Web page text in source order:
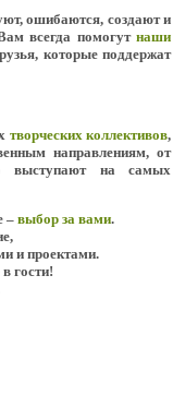
ошибаются, создают и
всегда помогутнаши
которые поддержат
творческих коллективов,
направлениям, от
выступают на самых
–выбор за вами.
и проектами.
гости!